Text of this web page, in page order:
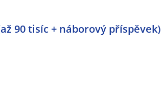
90 tisíc + náborový příspěvek)